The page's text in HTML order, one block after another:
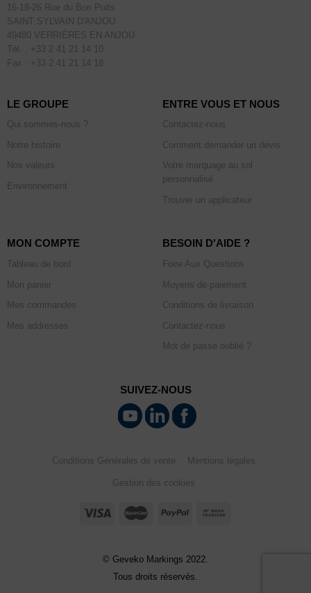
16-18-26 Rue du Bon Puits
SAINT SYLVAIN D'ANJOU
49480 VERRIÈRES EN ANJOU
Tél. : +33 2 41 21 14 10
Fax : +33 2 41 21 14 18
LE GROUPE
Qui sommes-nous ?
Notre histoire
Nos valeurs
Environnement
ENTRE VOUS ET NOUS
Contactez-nous
Comment demander un devis
Votre marquage au sol
personnalisé
Trouver un applicateur
MON COMPTE
Tableau de bord
Mon panier
Mes commandes
Mes addresses
BESOIN D'AIDE ?
Foire Aux Questions
Moyens de paiement
Conditions de livraison
Contactez-nous
Mot de passe oublié ?
SUIVEZ-NOUS
Conditions Générales de vente Mentions légales
Gestion des cookies
© Geveko Markings 2022.
Tous droits réservés.